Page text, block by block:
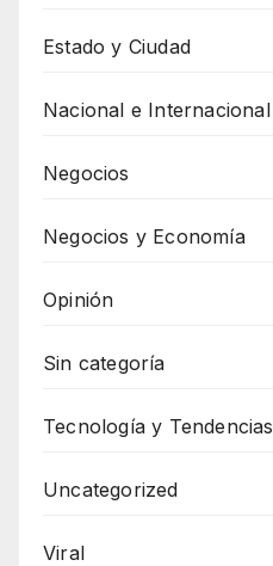
Estado y Ciudad
Nacional e Internacional
Negocios
Negocios y Economía
Opinión
Sin categoría
Tecnología y Tendencias
Uncategorized
Viral